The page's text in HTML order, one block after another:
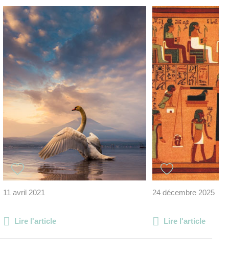
11 avril 2021
Lire l'article
24 décembre 2025
Lire l'article